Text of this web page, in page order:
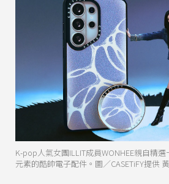
K-pop人氣女團ILLIT成員WONHEE親自精選
元素的酷帥電子配件。圖／CASETiFY提供